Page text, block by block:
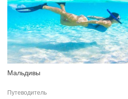
Мальдивы
Путеводитель